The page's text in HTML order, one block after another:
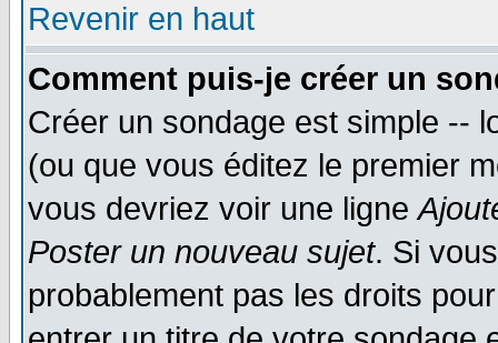
Revenir en haut
Comment puis-je créer un
Créer un sondage est simple --
(ou que vous éditez le premier
vous devriez voir une ligne
Poster un nouveau sujet. Si
probablement pas les droits